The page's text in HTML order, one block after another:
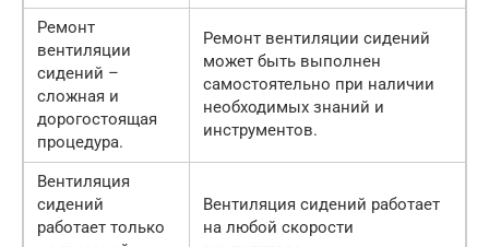
Ремонт
вентиляции
сидений –
сложная и
дорогостоящая
процедура.
Ремонт вентиляции сидений
может быть выполнен
самостоятельно при наличии
необходимых знаний и
инструментов.
Вентиляция
сидений
работает только
Вентиляция сидений работает
на любой скорости